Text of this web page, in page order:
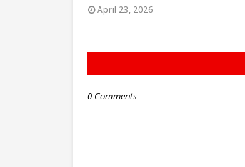
April 23, 2026
0 Comments